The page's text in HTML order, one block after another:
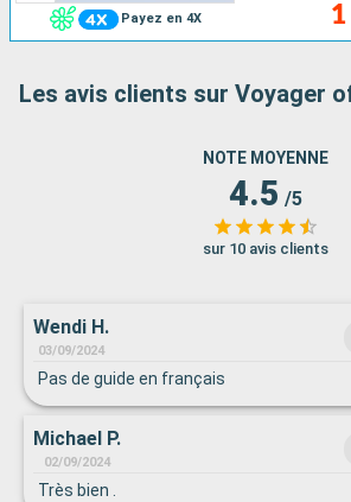
Payez en 4X
Les avis clients sur Voyager
NOTE MOYENNE
4.5 /5
sur 10 avis clients
Wendi H.
03/09/2024
Pas de guide en français
Michael P.
02/09/2024
Très bien .